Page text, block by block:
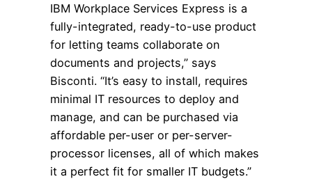
IBM Workplace Services Express is a
fully-integrated, ready-to-use product
for letting teams collaborate on
documents and projects,” says
Bisconti. “It’s easy to install, requires
minimal IT resources to deploy and
manage, and can be purchased via
affordable per-user or per-server-
processor licenses, all of which makes
it a perfect fit for smaller IT budgets.”